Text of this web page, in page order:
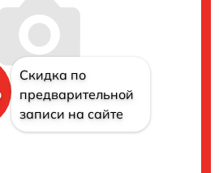
Скидка по
предварительной
записи на сайте